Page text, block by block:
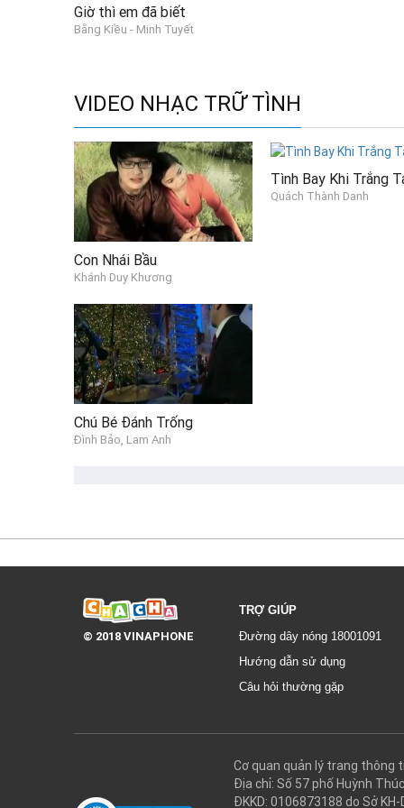
Còn gì đẹp bằng lúc ta sum vầy.
Là được mãi mãi gần em.
Giờ thì em đã biết
Bằng Kiều - Minh Tuyết
VIDEO NHẠC TRỮ TÌNH
Con Nhái Bầu
Khánh Duy Khương
Tình Bay Khi Trắng
Quách Thành Danh
Chú Bé Đánh Trống
Đình Bảo, Lam Anh
© 2018 VINAPHONE
TRỢ GIÚP
Đường dây nóng 18001091
Hướng dẫn sử dụng
Câu hỏi thường gặp
Cơ quan quản lý trang thông
Địa chỉ: Số 57 phố Huỳnh
ĐKKD: 0106873188 do Sở